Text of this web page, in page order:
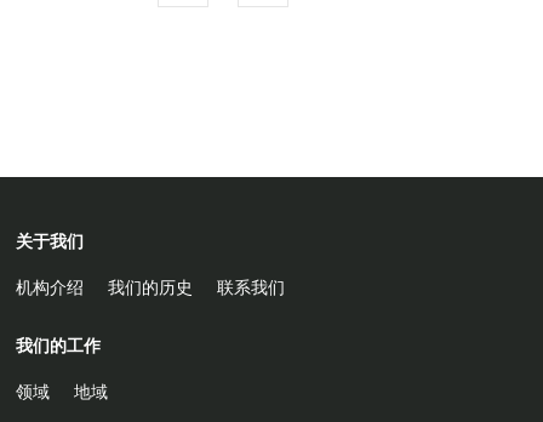
关于我们
机构介绍 我们的历史 联系我们
我们的工作
领域 地域